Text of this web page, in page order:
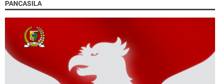
PANCASILA